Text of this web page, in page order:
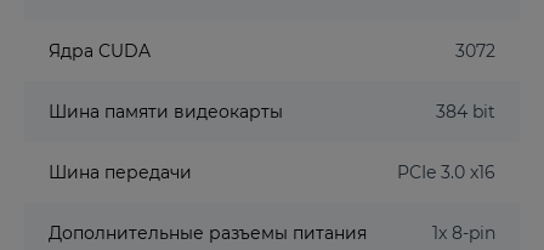
Ядра CUDA 3072
Шина памяти видеокарты 384 bit
Шина передачи PCIe 3.0 x16
Дополнительные разъемы питания 1x 8-pin